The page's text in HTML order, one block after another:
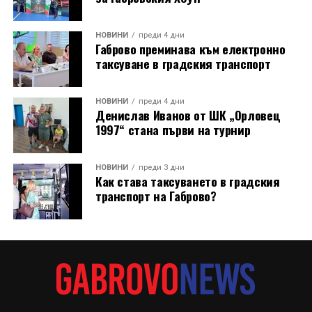
открито в нощния музей.
Лекционният модул от първия ден (31 юли)
предложи теоретична основа и дискусии,
свързващи историческото наследство със
съвременния начин на живот: Арх. Николай
Маринов и д-р инж. Петя Груева от сдружение
„Мещра“ откриха програмата с лекция за
принципите на отоплителните системи в
традиционната архитектура.
В следващ панел арх. Маринов представи и
съвременни алтернативи за отопление на дърва при
еднофамилни сгради.
НОВИНИ преди 4 дни
Габрово преминава към електронно
таксуване в градския транспорт
НОВИНИ преди 4 дни
Денислав Иванов от ШК „Орловец
1997“ стана първи на турнир
НОВИНИ преди 3 дни
Как става таксуването в градския
транспорт на Габрово?